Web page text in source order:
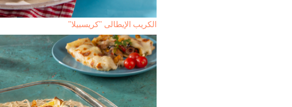
الكريب الإيطالى "كريسبيلا"